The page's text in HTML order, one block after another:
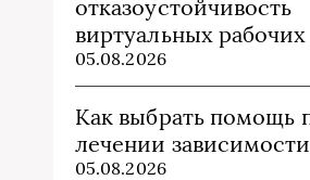
отказоустойчивость
виртуальных
05.08.2026
Как выбрать помощь
лечении зависимости
05.08.2026